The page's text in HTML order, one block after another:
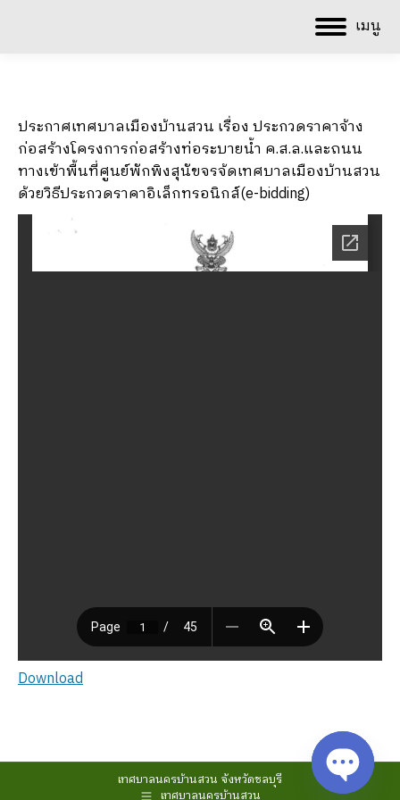
เมนู
ประกาศเทศบาลเมืองบ้านสวน เรื่อง ประกวดราคาจ้าง
ก่อสร้างโครงการก่อสร้างท่อระบายน้ำ ค.ส.ล.และถนน
ทางเข้าพื้นที่ศูนย์พักพิงสุนัขจรจ้ดเทศบาลเมืองบ้านสวน
ด้วยวิธีประกวดราคาอิเล็กทรอนิกส์(e-bidding)
Download
เทศบาลนครบ้านสวน จังหวัดชลบุรี
เทศบาลนครบ้านสวน